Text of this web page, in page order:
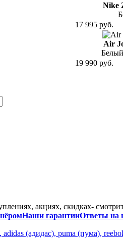
Nike
17 995 руб.
Air
19 990 руб.
акциях, скидках-
Наши гарантииОтветы на